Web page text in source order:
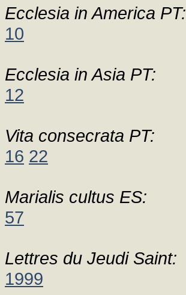
Ecclesia in America PT:
10
Ecclesia in Asia PT:
12
Vita consecrata PT:
16 22
Marialis cultus ES:
57
Lettres du Jeudi Saint:
1999